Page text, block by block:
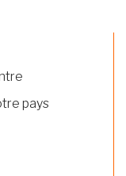
pays